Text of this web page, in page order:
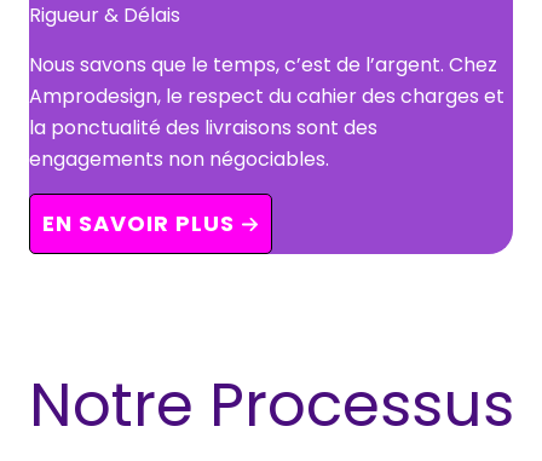
Rigueur & Délais
Nous savons que le temps, c’est de l’argent. Chez
Amprodesign, le respect du cahier des charges et
la ponctualité des livraisons sont des
engagements non négociables.
EN SAVOIR PLUS
Notre Processus